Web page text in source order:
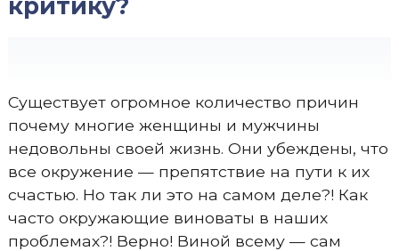
Существует огромное количество причин
почему многие женщины и мужчины
недовольны своей жизнь. Они убеждены, что
все окружение — препятствие на пути к их
счастью. Но так ли это на самом деле?! Как
часто окружающие виноваты в наших
проблемах?! Верно! Виной всему — сам